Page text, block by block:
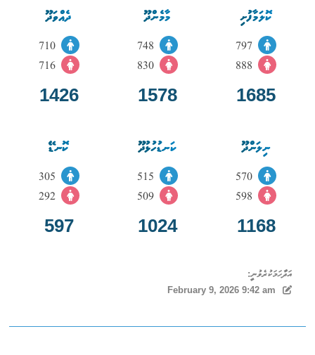
ކޮލަމާފުށި
797
888
1685
މާމެންދޫ
748
830
1578
ދެއްވަދޫ
710
716
1426
ނިލަންދޫ
570
598
1168
ކަނޑުހުޅުދޫ
515
509
1024
ކޮނޑޭ
292
597
އަދާހަމަކުރެވުނީ:
February 9, 2026 9:42 am